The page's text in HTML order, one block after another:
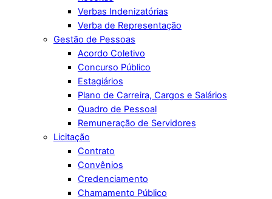
Verbas Indenizatórias
Verba de Representação
Gestão de Pessoas
Acordo Coletivo
Concurso Público
Estagiários
Plano de Carreira, Cargos e Salários
Quadro de Pessoal
Remuneração de Servidores
Licitação
Contrato
Convênios
Credenciamento
Chamamento Público